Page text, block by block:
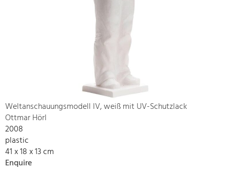
Weltanschauungsmodell IV, weiß mit UV-Schutzlack
Ottmar Hörl
2008
plastic
41 x 18 x 13 cm
Enquire